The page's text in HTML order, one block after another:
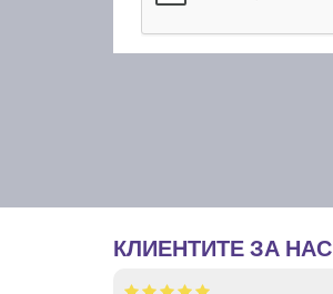
КЛИЕНТИТЕ ЗА НАС